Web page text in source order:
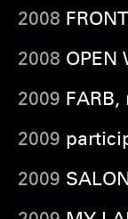
2008
2008 OPEN
2009
2009
2009